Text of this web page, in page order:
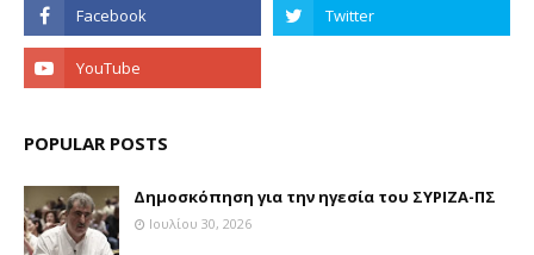
POPULAR POSTS
Δημοσκόπηση για την ηγεσία του ΣΥΡΙΖΑ-ΠΣ
Ιουλίου 30, 2026